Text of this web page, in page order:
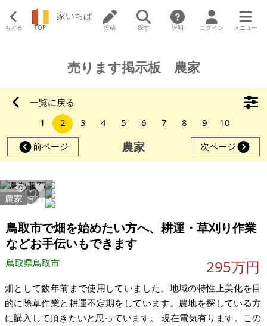
もどる TOP
家いちば
投稿 探す 説明 ログイン メニュー
売ります掲示板 農家
一覧に戻る
1
2 3 4 5 6 7 8 9
10
前ページ
農家 次ページ
1334521
農家
鳥取市で畑を始めたい方へ、耕運・草刈り作業
などお手伝いもできます
鳥取県鳥取市 295万円
畑として数年前まで使用していました。地域の特性上美化を目
的に除草作業と耕運不定期をしています。農地を探している方
に購入して頂きたいと思っています。 現在電気有ります。この